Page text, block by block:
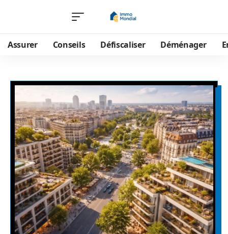
Assurer Conseils Défiscaliser Déménager